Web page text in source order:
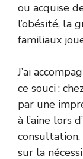
ou acquise
l’obésité, la
familiaux
J’ai
ce souci :
par une
à l’aine lors
consultation,
sur la